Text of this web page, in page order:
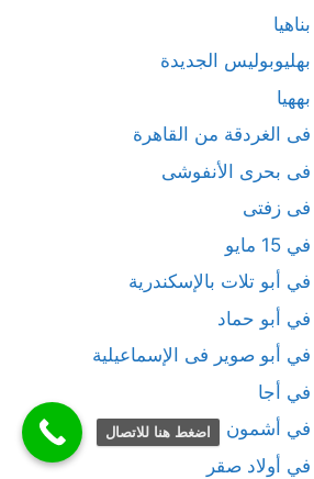
الجديدة
الغردقة من القاهرة
بحرى الأنفوشى
فى زفتى
أبو تلات بالإسكندرية
أبو حماد
أبو صوير فى الإسماعيلية
أجا
في أشمون
أولاد صقر
اضغط هنا للاتصال